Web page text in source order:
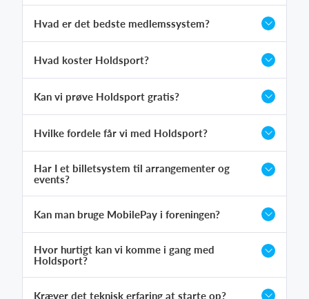
Hvad er det bedste medlemssystem?
Hvad koster Holdsport?
Kan vi prøve Holdsport gratis?
Hvilke fordele får vi med Holdsport?
Har I et billetsystem til arrangementer og
events?
Kan man bruge MobilePay i foreningen?
Hvor hurtigt kan vi komme i gang med
Holdsport?
Kræver det teknisk erfaring at starte op?